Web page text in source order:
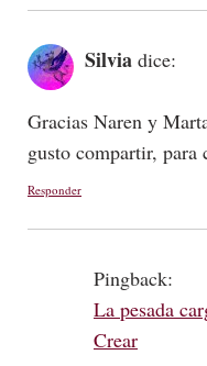
Silvia dice:
Gracias Naren y
gusto compartir, para
Responder
Pingback:
La pesada
Crear